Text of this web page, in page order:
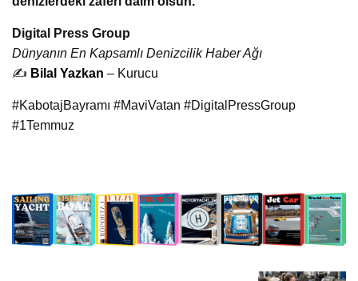
Digital Press Group
Dünyanın En Kapsamlı Denizcilik Haber Ağı
✍️ Bilal Yazkan – Kurucu
#KabotajBayramı #MaviVatan #DigitalPressGroup
#1Temmuz